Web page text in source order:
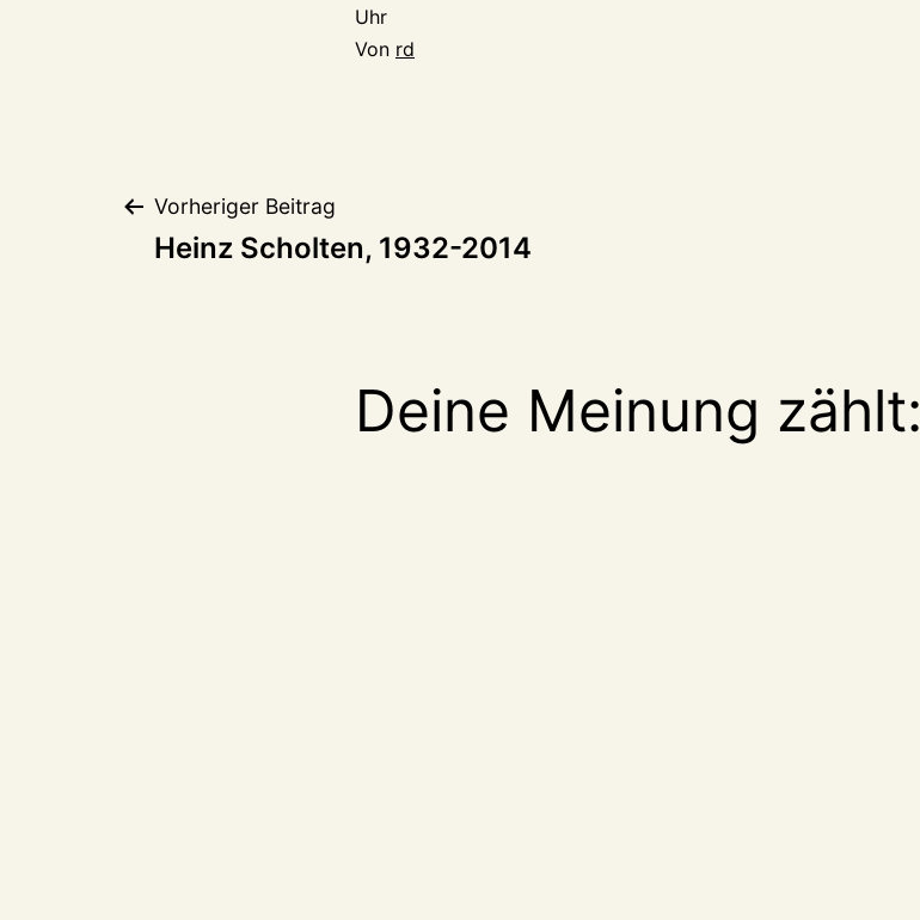
Uhr
Von rd
Beitragsnavigation
Vorheriger Beitrag
Heinz Scholten, 1932-2014
Deine Meinung zählt: